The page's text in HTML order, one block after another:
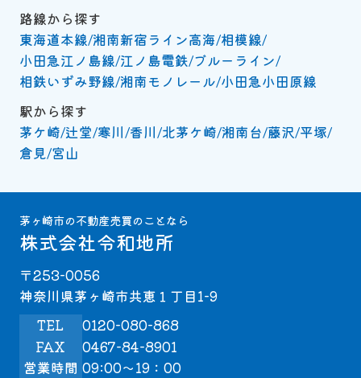
路線から探す
東海道本線 湘南新宿ライン高海 相模線
小田急江ノ島線 江ノ島電鉄 ブルーライン
相鉄いずみ野線 湘南モノレール 小田急小田原線
駅から探す
茅ケ崎 辻堂 寒川 香川 北茅ケ崎 湘南台 藤沢 平塚
倉見 宮山
茅ヶ崎市の不動産売買のことなら
株式会社令和地所
〒253-0056
神奈川県茅ヶ崎市共恵１丁目1-9
TEL
0120-080-868
FAX
0467-84-8901
営業時間 09:00～19：00